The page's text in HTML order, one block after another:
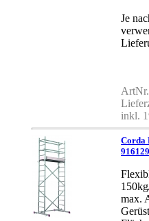
Je
inkl.
Corda
916129
max.